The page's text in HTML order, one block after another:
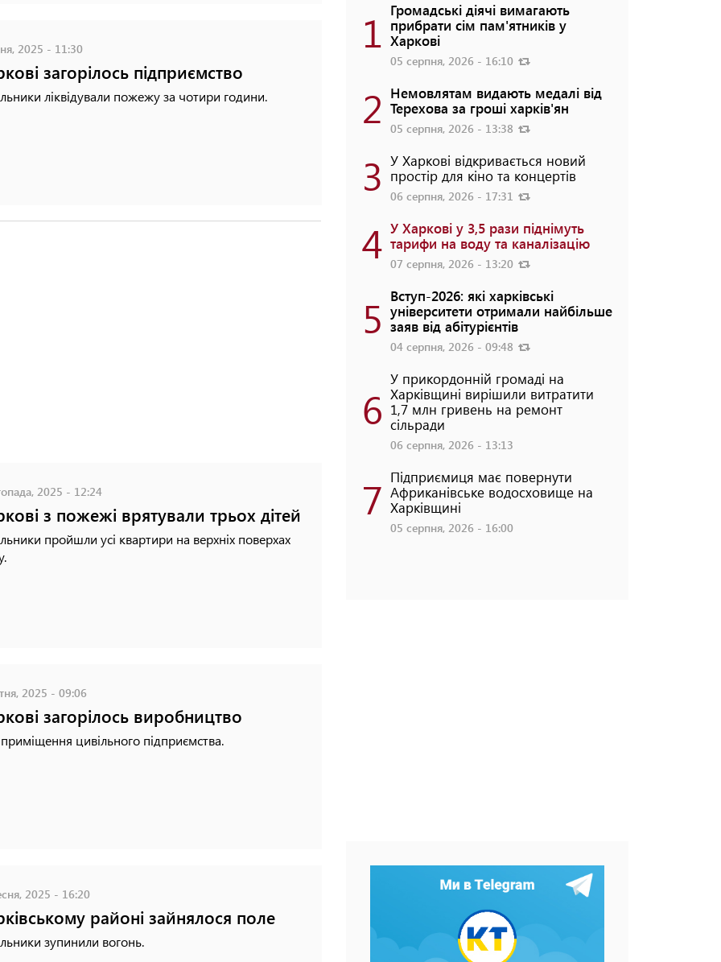
2025 - 11:30
загорілось підприємство
ліквідували пожежу за чотири години.
2025 - 12:24
з пожежі врятували трьох дітей
пройшли усі квартири на верхніх поверхах
2025 - 09:06
загорілось виробництво
приміщення цивільного підприємства.
2025 - 16:20
районі зайнялося поле
зупинили вогонь.
1 Громадські діячі вимагають
прибрати сім пам'ятників у
Харкові
05 серпня, 2026 - 16:10
2 Немовлятам видають медалі від
Терехова за гроші харків'ян
05 серпня, 2026 - 13:38
3 У Харкові відкривається новий
простір для кіно та концертів
06 серпня, 2026 - 17:31
4 У Харкові у 3,5 рази піднімуть
тарифи на воду та каналізацію
07 серпня, 2026 - 13:20
5 Вступ-2026: які харківські
університети отримали найбільше
заяв від абітурієнтів
04 серпня, 2026 - 09:48
6
У прикордонній громаді на
Харківщині вирішили витратити
1,7 млн гривень на ремонт
сільради
06 серпня, 2026 - 13:13
7 Підприємиця має повернути
Африканівське водосховище на
Харківщині
05 серпня, 2026 - 16:00